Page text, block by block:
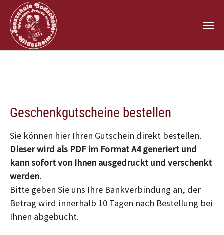
Geschenkgutscheine bestellen
Sie können hier Ihren Gutschein direkt bestellen.
Dieser wird als PDF im Format A4 generiert und
kann sofort von Ihnen ausgedruckt und verschenkt
werden.
Bitte geben Sie uns Ihre Bankverbindung an, der
Betrag wird innerhalb 10 Tagen nach Bestellung bei
Ihnen abgebucht.